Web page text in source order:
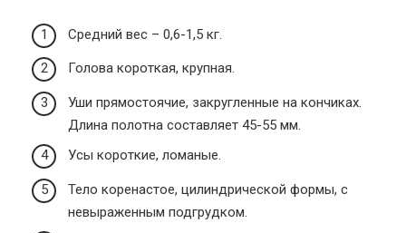
Средний вес – 0,6-1,5 кг.
Голова короткая, крупная.
Уши прямостоячие, закругленные на кончиках.
Длина полотна составляет 45-55 мм.
Усы короткие, ломаные.
Тело коренастое, цилиндрической формы, с
невыраженным подгрудком.